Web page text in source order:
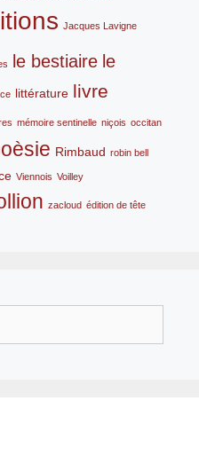
Jacques Lavigne
le bestiaire le
littérature livre
mémoire sentinelle niçois occitan
Rimbaud robin bell
Viennois Voilley
zacloud édition de tête